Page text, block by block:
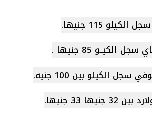
115 جنيها.
الكيلو 85 جنيها .
الكيلو بين 100 جنيه.
33 جنيها.